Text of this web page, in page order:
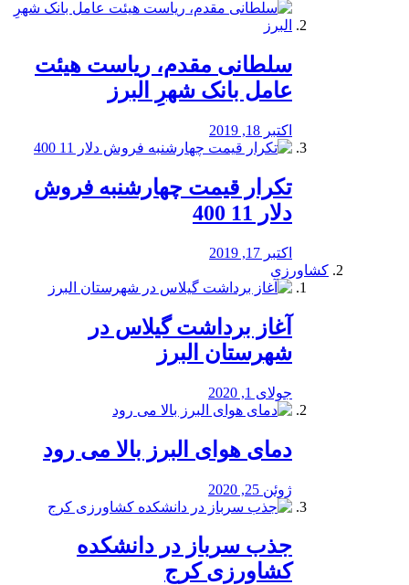
سلطانی مقدم، ریاست هیئت
عامل بانک شهرِ البرز
اکتبر 18, 2019
تکرار قیمت چهارشنبه فروش
دلار 11 400
اکتبر 17, 2019
کشاورزی
آغاز برداشت گیلاس در
شهرستان البرز
جولای 1, 2020
دمای هوای البرز بالا می رود
ژوئن 25, 2020
جذب سرباز در دانشکده
کشاورزی کرج